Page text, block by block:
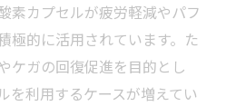
素カプセルが疲労軽減やパフ
極的に活用されています。た
ケガの回復促進を目的とし
を利用するケースが増えてい